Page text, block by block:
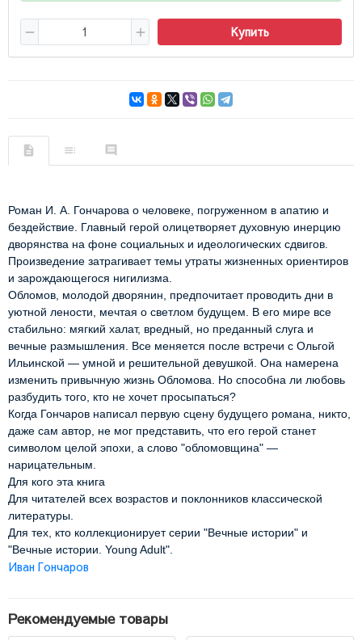
Купить
Роман И. А. Гончарова о человеке, погруженном в апатию и
бездействие. Главный герой олицетворяет духовную инерцию
дворянства на фоне социальных и идеологических сдвигов.
Произведение затрагивает темы утраты жизненных ориентиров
и зарождающегося нигилизма.
Обломов, молодой дворянин, предпочитает проводить дни в
уютной лености, мечтая о светлом будущем. В его мире все
стабильно: мягкий халат, вредный, но преданный слуга и
вечные размышления. Все меняется после встречи с Ольгой
Ильинской — умной и решительной девушкой. Она намерена
изменить привычную жизнь Обломова. Но способна ли любовь
разбудить того, кто не хочет просыпаться?
Когда Гончаров написал первую сцену будущего романа, никто,
даже сам автор, не мог представить, что его герой станет
символом целой эпохи, а слово "обломовщина" —
нарицательным.
Для кого эта книга
Для читателей всех возрастов и поклонников классической
литературы.
Для тех, кто коллекционирует серии "Вечные истории" и
"Вечные истории. Young Adult".
Иван Гончаров
Рекомендуемые товары